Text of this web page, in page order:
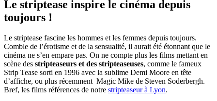
Le striptease inspire le cinéma depuis
toujours !
Le striptease fascine les hommes et les femmes depuis toujours.
Comble de l’érotisme et de la sensualité, il aurait été étonnant que le
cinéma ne s’en empare pas. On ne compte plus les films mettant en
scène des stripteaseurs et des stripteaseuses, comme le fameux
Strip Tease sorti en 1996 avec la sublime Demi Moore en tête
d’affiche, ou plus récemment Magic Mike de Steven Soderbergh.
Bref, les films références de notre stripteaseur à Lyon.